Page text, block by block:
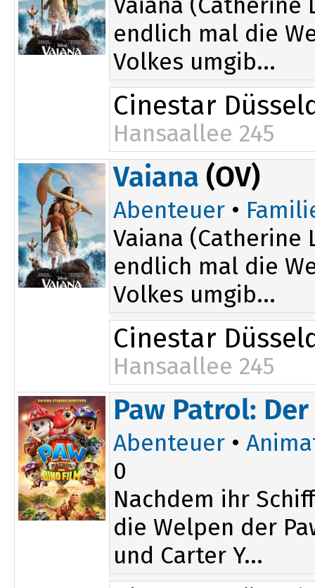
Vaiana
endlich mal die
Volkes umgib...
Cinestar
Hansaallee 245
11:30
Vaiana (OV)
Abenteuer •
Vaiana
endlich mal die
Volkes umgib...
Cinestar
Hansaallee 245
11:35
Paw Patrol:
Abenteuer •
0
Nachdem ihr
die Welpen der
und Carter Y...